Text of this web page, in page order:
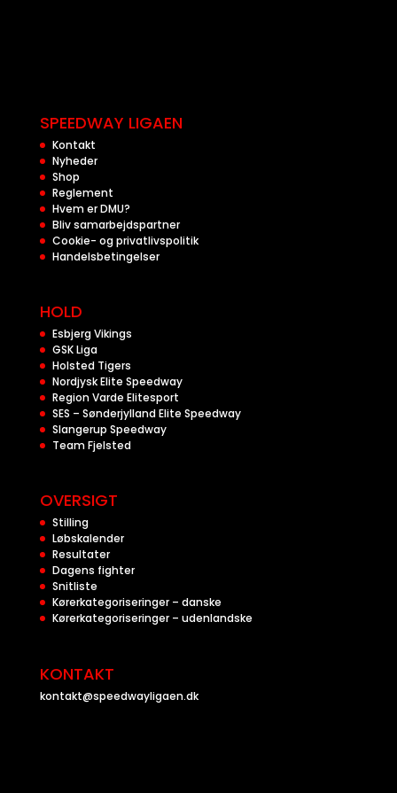
SPEEDWAY LIGAEN
Kontakt
Nyheder
Shop
Reglement
Hvem er DMU?
Bliv samarbejdspartner
Cookie- og privatlivspolitik
Handelsbetingelser
HOLD
Esbjerg Vikings
GSK Liga
Holsted Tigers
Nordjysk Elite Speedway
Region Varde Elitesport
SES – Sønderjylland Elite Speedway
Slangerup Speedway
Team Fjelsted
OVERSIGT
Stilling
Løbskalender
Resultater
Dagens fighter
Snitliste
Kørerkategoriseringer – danske
Kørerkategoriseringer – udenlandske
KONTAKT
kontakt@speedwayligaen.dk